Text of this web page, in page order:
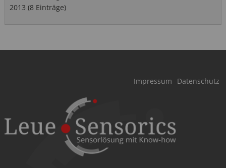
2013 (8 Einträge)
Navigation
überspringen
Impressum Datenschutz